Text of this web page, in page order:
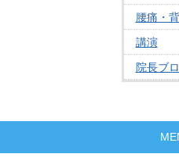
腰痛・
講演
院長ブ